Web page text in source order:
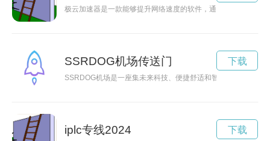
极云加速器是一款能够提升网络速度的软件，通过优化网络连
SSRDOG机场传送门
SSRDOG机场是一座集未来科技、便捷舒适和智能服务于一体
下载
iplc专线2024 下载